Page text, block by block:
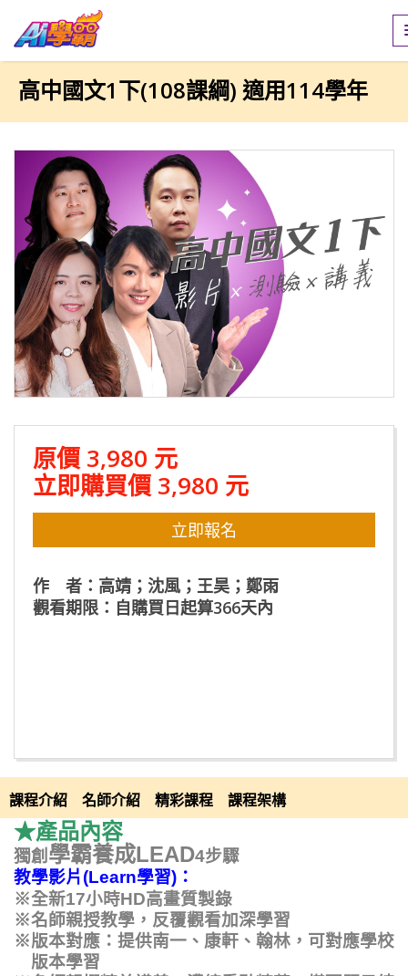
高中國文1下(108課綱) 適用114學年
原價 3,980 元
立即購買價 3,980 元
立即報名
作 者：高靖；沈風；王昊；鄭雨
觀看期限：自購買日起算366天內
課程介紹 名師介紹 精彩課程 課程架構
課程介紹
★產品內容
獨創學霸養成LEAD4步驟
教學影片(Learn學習) ：
※全新17小時HD高畫質製錄
※名師親授教學，反覆觀看加深學習
※版本對應：提供南一、康軒、翰林，可對應學校
版本學習